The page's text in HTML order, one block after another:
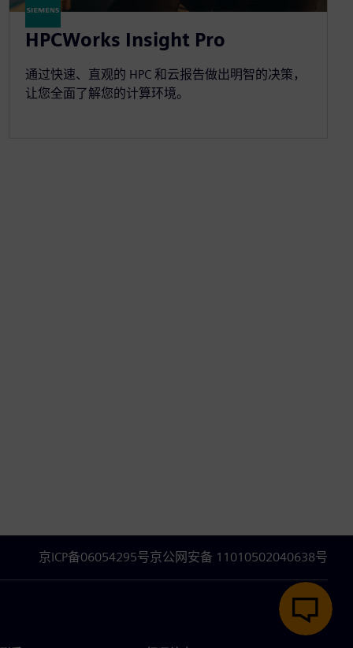
HPCWorks Insight Pro
通过快速、直观的 HPC 和云报告做出明智的决策，
让您全面了解您的计算环境。
京ICP备06054295号京公网安备 11010502040638号